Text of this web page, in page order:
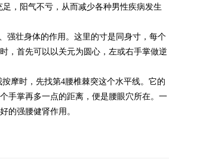
，阳气不亏，从而减少各种男性疾病发生
壮身体的作用。这里的寸是同身寸，每个
，首先可以以关元为圆心，左或右手掌做逆
时，先找第4腰椎棘突这个水平线。它的
手掌再多一点的距离，便是腰眼穴所在。一
的强腰健肾作用。